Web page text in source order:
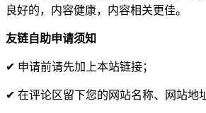
良好的，内容健康，内容相关更佳。
友链自助申请须知
✔ 申请前请先加上本站链接；
✔ 在评论区留下您的网站名称、网站地